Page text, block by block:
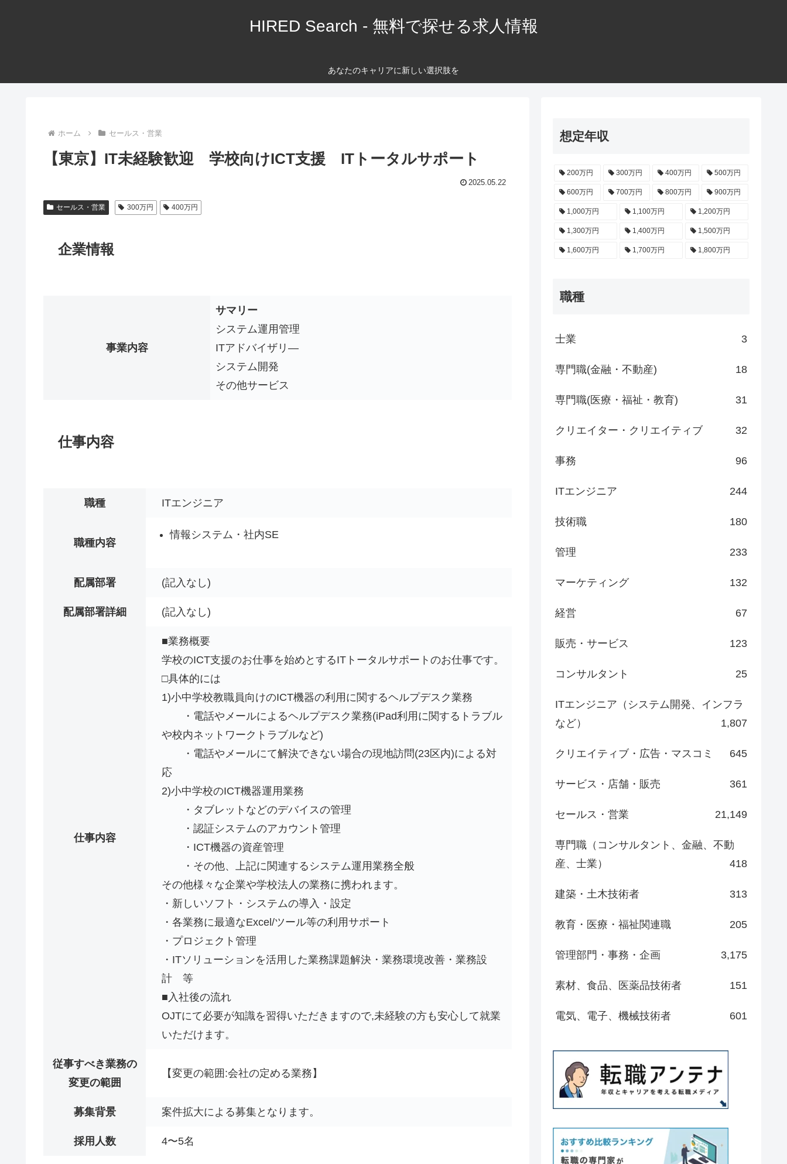
HIRED Search - 無料で探せる求人情報
あなたのキャリアに新しい選択肢を
ホーム セールス・営業
【東京】IT未経験歓迎 学校向けICT支援 ITトータルサポート
2025.05.22
セールス・営業 300万円 400万円
企業情報
事業内容
サマリー
システム運用管理
ITアドバイザリ―
システム開発
その他サービス
仕事内容
職種 ITエンジニア
職種内容
情報システム・社内SE
配属部署 (記入なし)
配属部署詳細 (記入なし)
仕事内容
■業務概要
学校のICT支援のお仕事を始めとするITトータルサポートのお仕事です。
□具体的には
1)小中学校教職員向けのICT機器の利用に関するヘルプデスク業務
・電話やメールによるヘルプデスク業務(iPad利用に関するトラブル
や校内ネットワークトラブルなど)
・電話やメールにて解決できない場合の現地訪問(23区内)による対
応
2)小中学校のICT機器運用業務
・タブレットなどのデバイスの管理
・認証システムのアカウント管理
・ICT機器の資産管理
・その他、上記に関連するシステム運用業務全般
その他様々な企業や学校法人の業務に携われます。
・新しいソフト・システムの導入・設定
・各業務に最適なExcel/ツール等の利用サポート
・プロジェクト管理
・ITソリューションを活用した業務課題解決・業務環境改善・業務設
計 等
■入社後の流れ
OJTにて必要が知識を習得いただきますので,未経験の方も安心して就業
いただけます。
従事すべき業務の
変更の範囲
【変更の範囲:会社の定める業務】
募集背景 案件拡大による募集となります。
採用人数 4〜5名
想定年収
200万円 300万円 400万円 500万円
600万円 700万円 800万円 900万円
1,000万円 1,100万円 1,200万円
1,300万円 1,400万円 1,500万円
1,600万円 1,700万円 1,800万円
職種
士業 3
専門職(金融・不動産) 18
専門職(医療・福祉・教育) 31
クリエイター・クリエイティブ 32
事務 96
ITエンジニア 244
技術職 180
管理 233
マーケティング 132
経営 67
販売・サービス 123
コンサルタント 25
ITエンジニア（システム開発、インフラ
など）
1,807
クリエイティブ・広告・マスコミ 645
サービス・店舗・販売 361
セールス・営業 21,149
専門職（コンサルタント、金融、不動
産、士業）
418
建築・土木技術者 313
教育・医療・福祉関連職 205
管理部門・事務・企画 3,175
素材、食品、医薬品技術者 151
電気、電子、機械技術者 601